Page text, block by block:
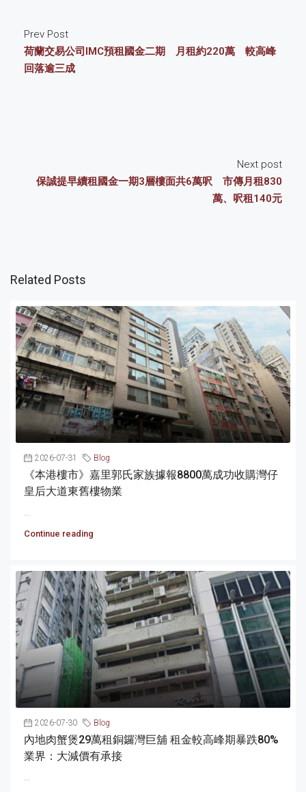
Prev Post
荷蘭交易公司IMC預租國金二期 月租約220萬 較高峰
回落逾三成
Next post
保誠提早續租國金一期3層樓面共6萬呎 市傳月租830
萬、呎租140元
Related Posts
2026-07-31 Blog
《本港樓市》嘉里郭氏家族據報8800萬成功收購灣仔
皇后大道東舊樓物業
Continue reading
2026-07-30 Blog
內地肉蟹煲29萬租銅鑼灣巨舖 租金較高峰期暴跌80%
業界：大減價有承接